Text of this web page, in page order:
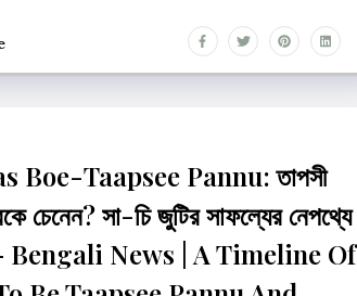
Boe-Taapsee Pannu: তাপসী
চেনেন? সা-চি জুটির সাফল্যের নেপথ্যে
– Bengali News | A Timeline Of